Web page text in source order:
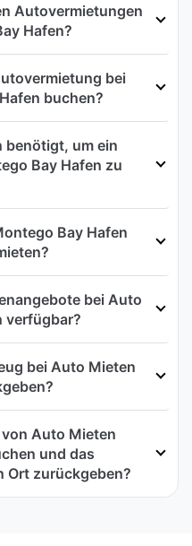
Autovermietungen
Hafen?
bei
buchen?
benötigt, um ein
Bay Hafen zu
Bay Hafen
bei Auto
verfügbar?
bei Auto Mieten
Auto Mieten
und das
Ort zurückgeben?